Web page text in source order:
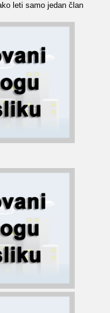
leti samo jedan član